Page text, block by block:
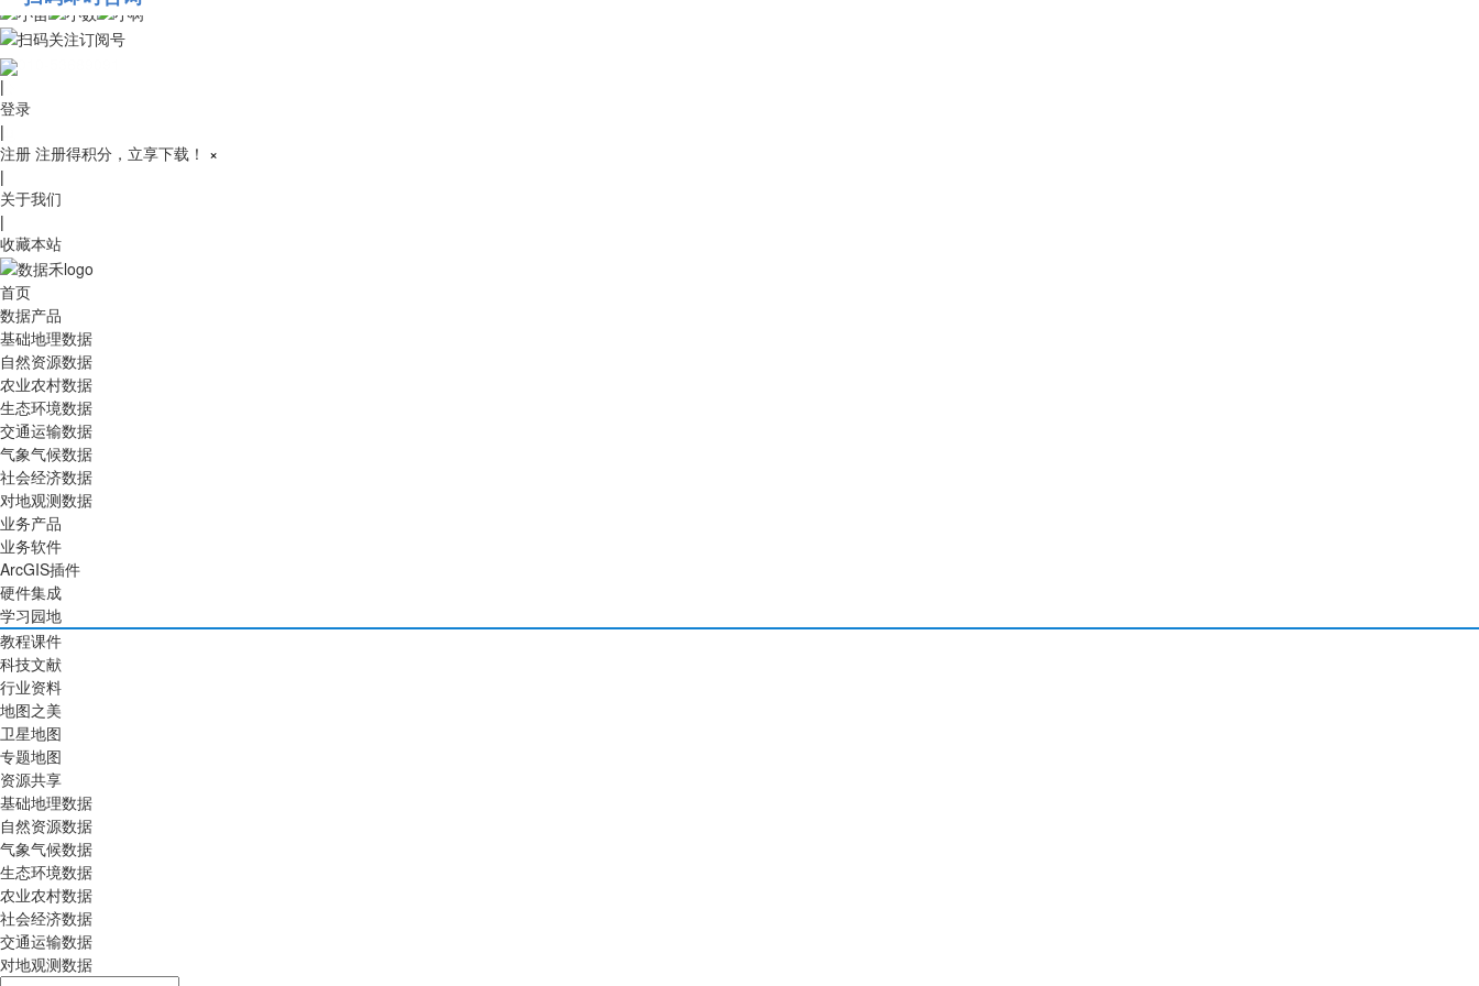
010-53689091
|
登录
|
注册 注册得积分，立享下载！ ×
|
关于我们
|
收藏本站
首页
数据产品
基础地理数据
自然资源数据
农业农村数据
生态环境数据
交通运输数据
气象气候数据
社会经济数据
对地观测数据
业务产品
业务软件
ArcGIS插件
硬件集成
学习园地
教程课件
科技文献
行业资料
地图之美
卫星地图
专题地图
资源共享
基础地理数据
自然资源数据
气象气候数据
生态环境数据
农业农村数据
社会经济数据
交通运输数据
对地观测数据